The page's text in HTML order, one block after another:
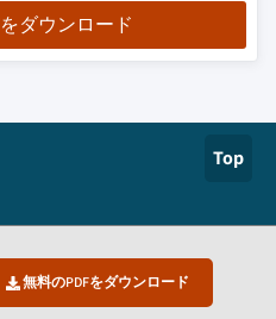
無料のPDFをダウンロード
ダウンロード
Top
認定